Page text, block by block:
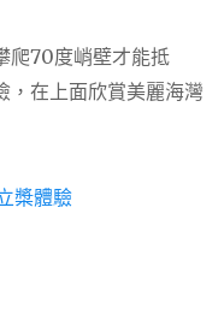
爬70度峭壁才能抵
，在上面欣賞美麗海灣
槳體驗